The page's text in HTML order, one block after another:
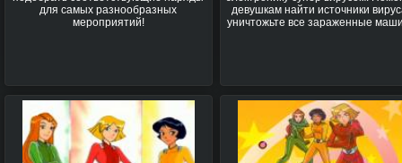
для самых разнообразных
мероприятий!
девушкам найти источники
уничтожьте все зараженные